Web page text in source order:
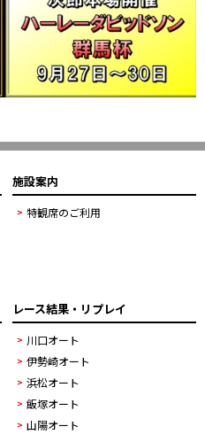
施設案内
特観席のご利用
レース結果・リプレイ
川口オート
伊勢崎オート
浜松オート
飯塚オート
山陽オート